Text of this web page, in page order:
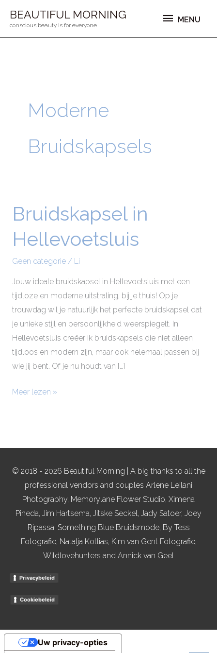
naarBEAUTIFUL MORNING
conscious beauty is for everyone
MENU
MENU
Moderne
Bruidskapsels
Bruidskapsel in
Hellevoetsluis
Geen categorie/ Li
Jouw ideale bruidskapsel in Hellevoetsluis met een
tijdloze en moderne uitstraling, bij je thuis! Op je
trouwdag wil je natuurlijk het perfecte bruidskapsel dat
je unieke stijl en persoonlijkheid weerspiegelt. In
Hellevoetsluis creëer ik bruidskapsels die niet alleen
tijdloos en modern zijn, maar ook helemaal passen bij
wie jij bent. Of je nu houdt van […]
Bruidskapsel
in
Hellevoetsluis
Meer lezen »
© 2018 - 2026 Beautiful Morning | A big thanks to all the
professional vendors and couples Arlene Leilani
Photography, Memorylane Flower Studio, Ximena
Pineda, Jim Hartsema, Jitske Seckel, Jady Satoer, Joey
Ripassa, Something Blue Bruidsmode, By Tess
Fotografie, Natalja Kotlias, Kim van Gent Fotografie,
Wildlovehunters and Annick van Geel
Privacybeleid
Cookiebeleid
Uw privacy-opties